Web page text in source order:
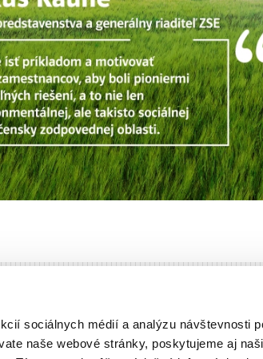
sociálnych médií a analýzu návštevnosti
naše webové stránky, poskytujeme aj